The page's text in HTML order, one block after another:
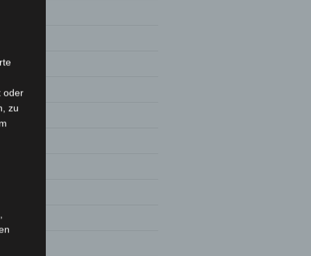
oder
zu